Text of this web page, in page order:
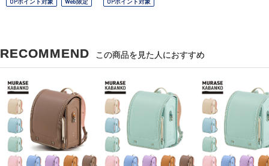
RECOMMEND この商品を見た人におすすめ